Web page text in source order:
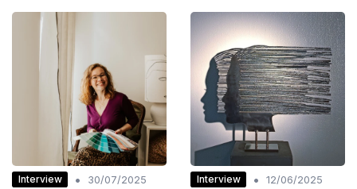
Interview • 30/07/2025 Interview • 12/06/2025